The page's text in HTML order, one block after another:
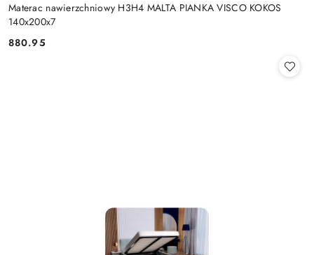
Materac nawierzchniowy H3H4 MALTA PIANKA VISCO KOKOS
140x200x7
Cena:
880.95